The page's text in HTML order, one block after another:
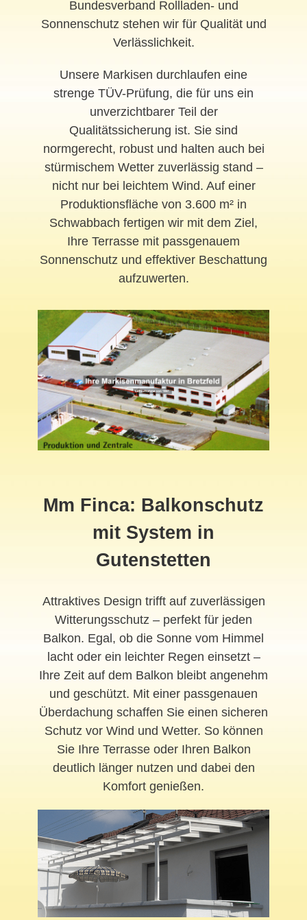
Bundesverband Rollladen- und
Sonnenschutz stehen wir für Qualität und
Verlässlichkeit.
Unsere Markisen durchlaufen eine
strenge TÜV-Prüfung, die für uns ein
unverzichtbarer Teil der
Qualitätssicherung ist. Sie sind
normgerecht, robust und halten auch bei
stürmischem Wetter zuverlässig stand –
nicht nur bei leichtem Wind. Auf einer
Produktionsfläche von 3.600 m² in
Schwabbach fertigen wir mit dem Ziel,
Ihre Terrasse mit passgenauem
Sonnenschutz und effektiver Beschattung
aufzuwerten.
Mm Finca: Balkonschutz
mit System in
Gutenstetten
Attraktives Design trifft auf zuverlässigen
Witterungsschutz – perfekt für jeden
Balkon. Egal, ob die Sonne vom Himmel
lacht oder ein leichter Regen einsetzt –
Ihre Zeit auf dem Balkon bleibt angenehm
und geschützt. Mit einer passgenauen
Überdachung schaffen Sie einen sicheren
Schutz vor Wind und Wetter. So können
Sie Ihre Terrasse oder Ihren Balkon
deutlich länger nutzen und dabei den
Komfort genießen.